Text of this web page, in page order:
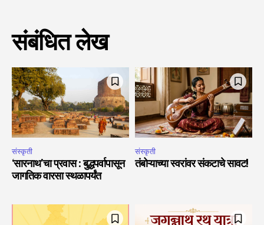
संबंधित लेख
संस्कृती
‘सारनाथ’चा प्रवास : बुद्धपर्वापासून
जागतिक वारसा स्थळापर्यंत
संस्कृती
तंबोऱ्याच्या स्वरांवर संकटाचे सावट!